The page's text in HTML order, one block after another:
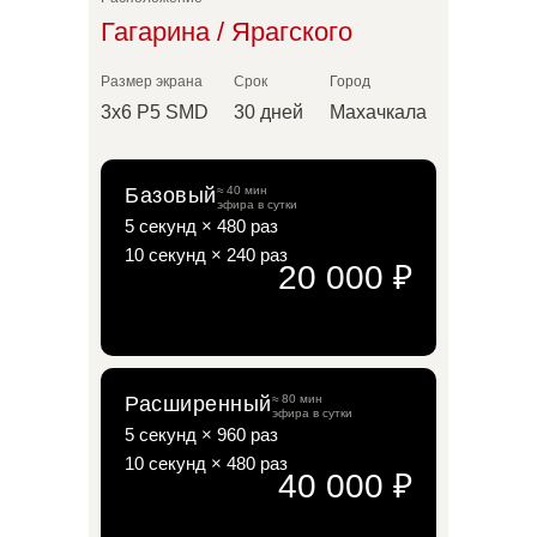
Гагарина / Ярагского
Размер экрана
3х6 P5 SMD
Срок
30 дней
Город
Махачкала
Базовый≈ 40 мин
эфира в сутки
5 секунд × 480 раз
10 секунд × 240 раз
20 000 ₽
Расширенный≈ 80 мин
эфира в сутки
5 секунд × 960 раз
10 секунд × 480 раз
40 000 ₽
Базовый
≈40 мин эфира в сутки 20 000 ₽